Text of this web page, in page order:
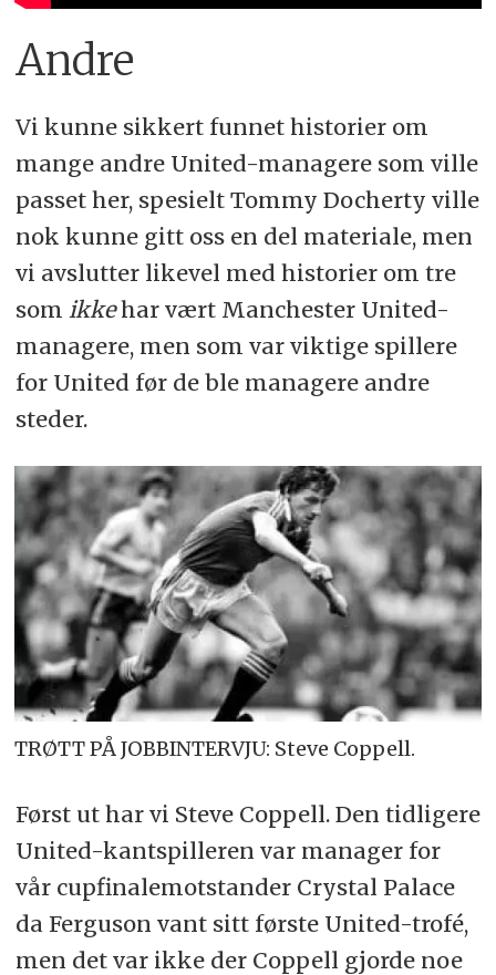
Andre
Vi kunne sikkert funnet historier om
mange andre United-managere som ville
passet her, spesielt Tommy Docherty ville
nok kunne gitt oss en del materiale, men
vi avslutter likevel med historier om tre
som ikkehar vært Manchester United-
managere, men som var viktige spillere
for United før de ble managere andre
steder.
TRØTT PÅ JOBBINTERVJU: Steve Coppell.
Først ut har vi Steve Coppell. Den tidligere
United-kantspilleren var manager for
vår cupfinalemotstander Crystal Palace
da Ferguson vant sitt første United-trofé,
men det var ikke der Coppell gjorde noe